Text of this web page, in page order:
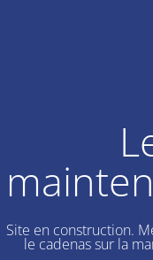
Site en construction.
le cadenas sur la